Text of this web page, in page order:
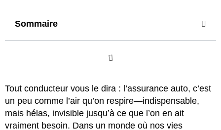
Sommaire
Tout conducteur vous le dira : l’assurance auto, c’est
un peu comme l’air qu’on respire—indispensable,
mais hélas, invisible jusqu’à ce que l’on en ait
vraiment besoin. Dans un monde où nos vies